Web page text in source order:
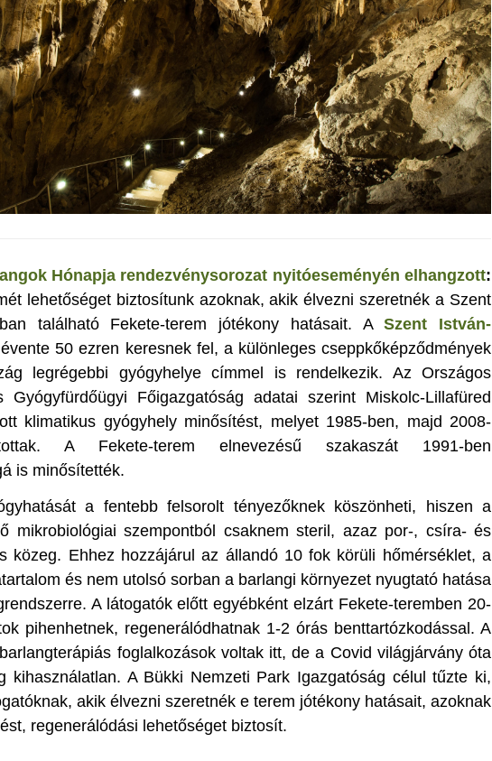
Hónapja rendezvénysorozat nyitóeseményén elhangzott:
lehetőséget biztosítunk azoknak, akik élvezni szeretnék a Szent
található Fekete-terem jótékony hatásait. ASzent István-
50 ezren keresnek fel, a különleges cseppkőképződmények
legrégebbi gyógyhelye címmel is rendelkezik. Az Országos
Gyógyfürdőügyi Főigazgatóság adatai szerint Miskolc-Lillafüred
klimatikus gyógyhely minősítést, melyet 1985-ben, majd 2008-
A Fekete-terem elnevezésű szakaszát 1991-ben
is minősítették.
a fentebb felsorolt tényezőknek köszönheti, hiszen a
mikrobiológiai szempontból csaknem steril, azaz por-, csíra- és
közeg. Ehhez hozzájárul az állandó 10 fok körüli hőmérséklet, a
és nem utolsó sorban a barlangi környezet nyugtató hatása
A látogatók előtt egyébként elzárt Fekete-teremben 20-
pihenhetnek, regenerálódhatnak 1-2 órás benttartózkodással. A
foglalkozások voltak itt, de a Covid világjárvány óta
kihasználatlan. A Bükki Nemzeti Park Igazgatóság célul tűzte ki,
akik élvezni szeretnék e terem jótékony hatásait, azoknak
regenerálódási lehetőséget biztosít.